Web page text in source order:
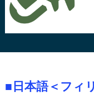
■日本語＜フィ